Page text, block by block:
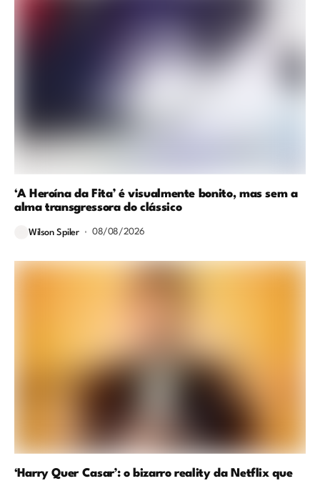
‘A Heroína da Fita’ é visualmente bonito, mas sem a
alma transgressora do clássico
Wilson Spiler 08/08/2026
‘Harry Quer Casar’: o bizarro reality da Netflix que